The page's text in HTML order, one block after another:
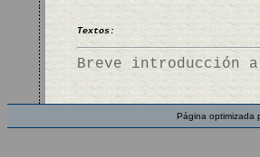
Textos:
Breve
Página optimizada